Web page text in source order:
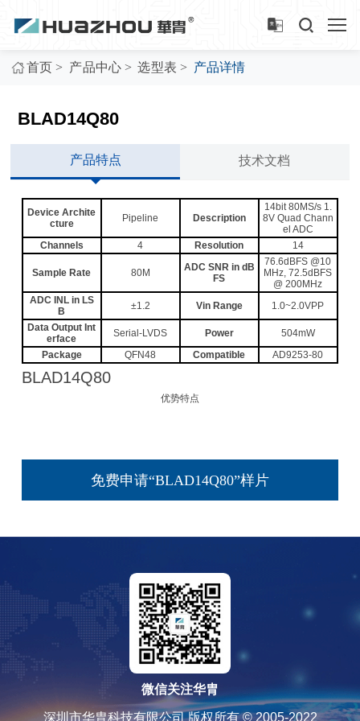
首页 > 产品中心 > 选型表 > 产品详情
BLAD14Q80
产品特点 技术文档
Device Archite
cture
Pipeline Description
14bit 80MS/s 1.
8V Quad Chann
el ADC
Channels
4 Resolution 14
Sample Rate 80M
ADC SNR in dB
FS
76.6dBFS @10
MHz, 72.5dBFS
@ 200MHz
ADC INL in LS
B
±1.2 Vin Range
1.0~2.0VPP
Data Output Int
erface
Serial-LVDS Power
504mW
Package
QFN48 Compatible AD9253-80
BLAD14Q80
优势特点
免费申请“BLAD14Q80”样片
微信关注华胄
深圳市华胄科技有限公司 版权所有 © 2005-2022